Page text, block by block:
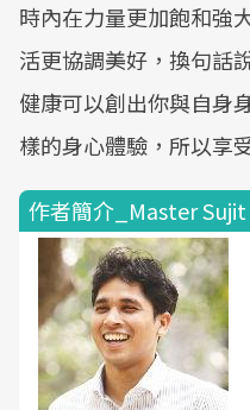
時內在力量更加飽和強
活更協調美好，換句話
健康可以創出你與自身
樣的身心體驗，所以享
作者簡介_Master